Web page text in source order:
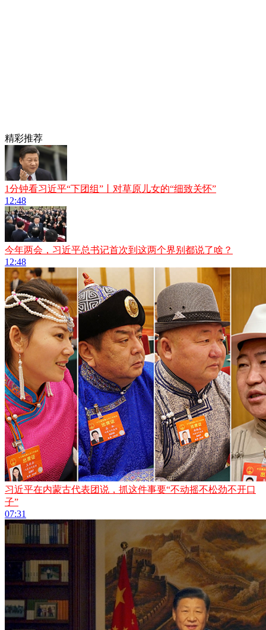
精彩推荐
1分钟看习近平“下团组”丨对草原儿女的“细致关怀”
12:48
今年两会，习近平总书记首次到这两个界别都说了啥？
12:48
习近平在内蒙古代表团说，抓这件事要“不动摇不松劲不开口
子”
07:31